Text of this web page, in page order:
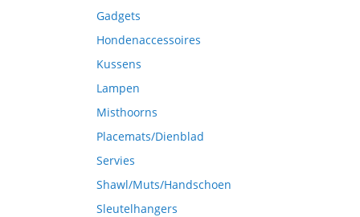
Gadgets
Hondenaccessoires
Kussens
Lampen
Misthoorns
Placemats/Dienblad
Servies
Shawl/Muts/Handschoen
Sleutelhangers